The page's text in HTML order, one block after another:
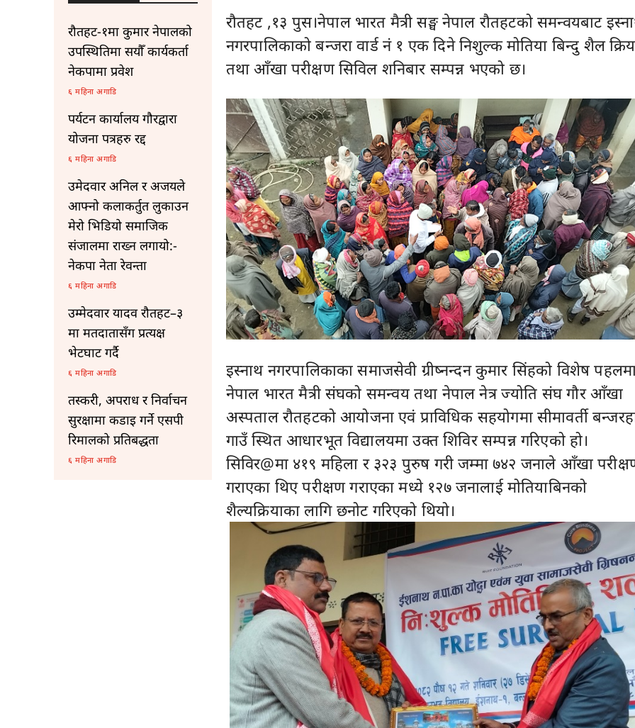
रौतहट-१मा कुमार नेपालको
उपस्थितिमा सयौँ कार्यकर्ता
नेकपामा प्रवेश
६ महिना अगाडि
पर्यटन कार्यालय गौरद्वारा
योजना पत्रहरु रद्द
६ महिना अगाडि
उमेदवार अनिल र अजयले
आफ्नो कलाकर्तुत लुकाउन
मेरो भिडियो समाजिक
संजालमा राख्न लगायो:-
नेकपा नेता रेवन्ता
६ महिना अगाडि
उम्मेदवार यादव रौतहट–३
मा मतदातासँग प्रत्यक्ष
भेटघाट गर्दै
६ महिना अगाडि
तस्करी, अपराध र निर्वाचन
सुरक्षामा कडाइ गर्ने एसपी
रिमालको प्रतिबद्धता
६ महिना अगाडि
रौतहट ,१३ पुस।नेपाल भारत मैत्री सङ्घ नेपाल रौतहटको समन्वयबाट
नगरपालिकाको बन्जरा वार्ड नं १ एक दिने निशुल्क मोतिया बिन्दु शैल
तथा आँखा परीक्षण सिविल शनिबार सम्पन्न भएको छ।
इस्नाथ नगरपालिकाका समाजसेवी ग्रीष्नन्दन कुमार सिंहको विशेष
नेपाल भारत मैत्री संघको समन्वय तथा नेपाल नेत्र ज्योति संघ गौर आँखा
अस्पताल रौतहटको आयोजना एवं प्राविधिक सहयोगमा सीमावर्ती
गाउँ स्थित आधारभूत विद्यालयमा उक्त शिविर सम्पन्न गरिएको हो।
सिविर@मा ४१९ महिला र ३२३ पुरुष गरी जम्मा ७४२ जनाले आँखा
गराएका थिए परीक्षण गराएका मध्ये १२७ जनालाई मोतियाबिनको
शैल्यक्रियाका लागि छनोट गरिएको थियो।